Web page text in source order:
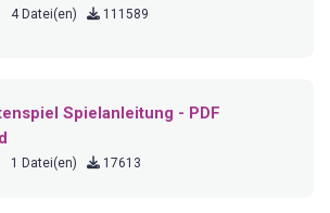
4 Datei(en) 111589
Spielanleitung - PDF
1 Datei(en) 17613